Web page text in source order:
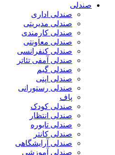
صندلی
صندلی اداری
صندلی مدیریتی
صندلی کارمندی
صندلی معاونتی
صندلی کنفرانسی
صندلی آمفی تئاتر
صندلی گیم
صندلی اپنی
صندلی رستورانی
پاف
صندلی کودک
صندلی انتظار
صندلی تابوره
صندلی کانتر
صندلی آرایشگاهی
صندلی آموزشی